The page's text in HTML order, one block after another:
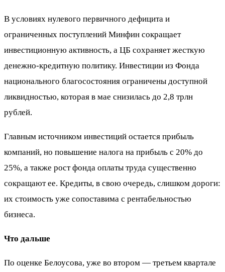
В условиях нулевого первичного дефицита и
ограниченных поступлений Минфин сокращает
инвестиционную активность, а ЦБ сохраняет жесткую
денежно-кредитную политику. Инвестиции из Фонда
национального благосостояния ограничены доступной
ликвидностью, которая в мае снизилась до 2,8 трлн
рублей.
Главным источником инвестиций остается прибыль
компаний, но повышение налога на прибыль с 20% до
25%, а также рост фонда оплаты труда существенно
сокращают ее. Кредиты, в свою очередь, слишком дороги:
их стоимость уже сопоставима с рентабельностью
бизнеса.
Что дальше
По оценке Белоусова, уже во втором — третьем квартале